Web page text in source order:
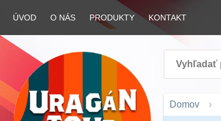
ÚVOD O NÁS PRODUKTY KONTAKT
Domov